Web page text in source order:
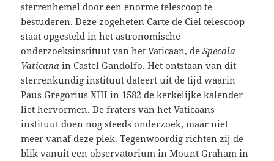
sterrenhemel door een enorme telescoop te
bestuderen. Deze zogeheten Carte de Ciel telescoop
staat opgesteld in het astronomische
onderzoeksinstituut van het Vaticaan, deSpecola
Vaticana in Castel Gandolfo. Het ontstaan van dit
sterrenkundig instituut dateert uit de tijd waarin
Paus Gregorius XIII in 1582 de kerkelijke kalender
liet hervormen. De fraters van het Vaticaans
instituut doen nog steeds onderzoek, maar niet
meer vanaf deze plek. Tegenwoordig richten zij de
blik vanuit een observatorium in Mount Graham in